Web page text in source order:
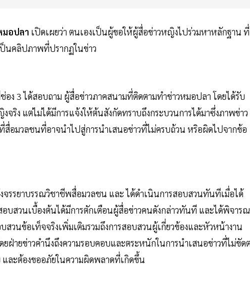
มอปลา เปิดเผยว่า ตนเองเป็นผู้ขอให้ผู้สื่อข่าวหญิงไปร่วมหาหลักฐาน ที่
ป็นคลิปภาพที่ปรากฏในข่าว
ง 3 ได้สอบถาม ผู้สื่อข่าวภาคสนามที่ติดตามทำข่าวหมอปลา โดยได้รับ
ริง แต่ไม่ได้มีการแจ้งให้ต้นสังกัดทราบถึงกระบวนการได้มาซึ่งภาพข่าว
อมวลชนที่อาจนำไปสู่การนำเสนอข่าวที่ไม่ครบถ้วน หริอผิดไปจากข้อ
รรยาบรรณวิชาชีพสื่อมวลชน และ ได้ดำเนินการสอบสวนทันทีเมื่อได้
บสวนเบื้องต้นได้มีการตักเตือนผู้สื่อข่าวคนดังกล่าวทันที และได้พิจาร
วนข้อเท็จจริงเพิ่มเติมรวมถึงการสอบสวนผู้เกี่ยวข้องและหัวหน้างาน
ายข่าวคำนึงถึงความรอบคอบและตระหนักในการนำเสนอข่าวที่ไม่ขัด
ละต้องขออภัยในความผิดพลาดที่เกิดขึ้น